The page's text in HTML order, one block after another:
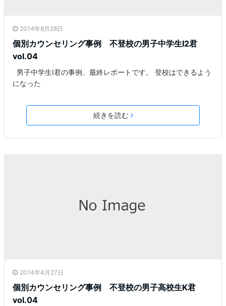
2014年8月28日
個別カウンセリング事例 不登校の男子中学生I2君
vol.04
男子中学生I君の事例、最終レポートです。 登校はできるよう
になった
続きを読む
2014年4月27日
個別カウンセリング事例 不登校の男子高校生K君
vol.04